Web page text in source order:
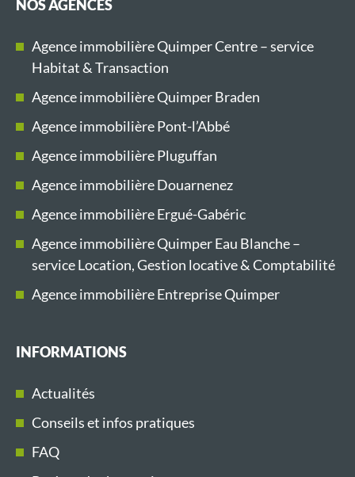
NOS AGENCES
Agence immobilière Quimper Centre – service
Habitat & Transaction
Agence immobilière Quimper Braden
Agence immobilière Pont-l’Abbé
Agence immobilière Pluguffan
Agence immobilière Douarnenez
Agence immobilière Ergué-Gabéric
Agence immobilière Quimper Eau Blanche –
service Location, Gestion locative & Comptabilité
Agence immobilière Entreprise Quimper
INFORMATIONS
Actualités
Conseils et infos pratiques
FAQ